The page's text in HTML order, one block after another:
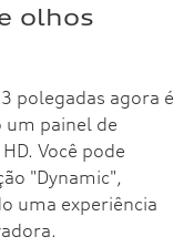
olhos
polegadas agora é
painel de
Você pode
"Dynamic",
uma experiência